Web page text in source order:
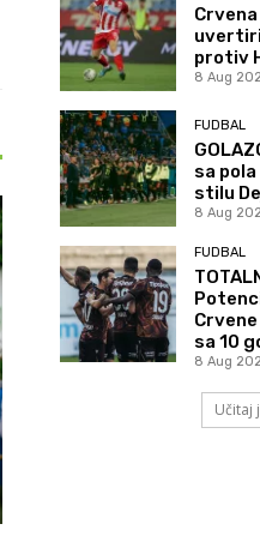
protiv
8 Aug
FUDBAL
sa
stilu
8 Aug
FUDBAL
sa 10
8 Aug
Učitaj